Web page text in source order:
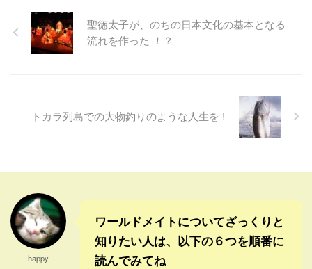
的な行動になるからと却下さ
れ ...
験を ...
の事実上の解党と立憲民主党
の立ち上げなど、政局がらみ
のニュースで賑わっている。
党の民主党がふがいないせい
そうというのはわかっていた
けどね。 ところが今回の ...
身売買という、一般的な日本
人にはやや関心の低い問題に
活動と人身売買に密接な関わ
りがあることを知った。 最
近、差別や貧困が原因となっ
...
聖徳太子が、のちの日本文化の基本となる
流れを作った ！？
トカラ列島での大物釣りのような人生を !
happy
ワールドメイトについてざっくりと
知りたい人は、以下の６つを順番に
読んでみてね